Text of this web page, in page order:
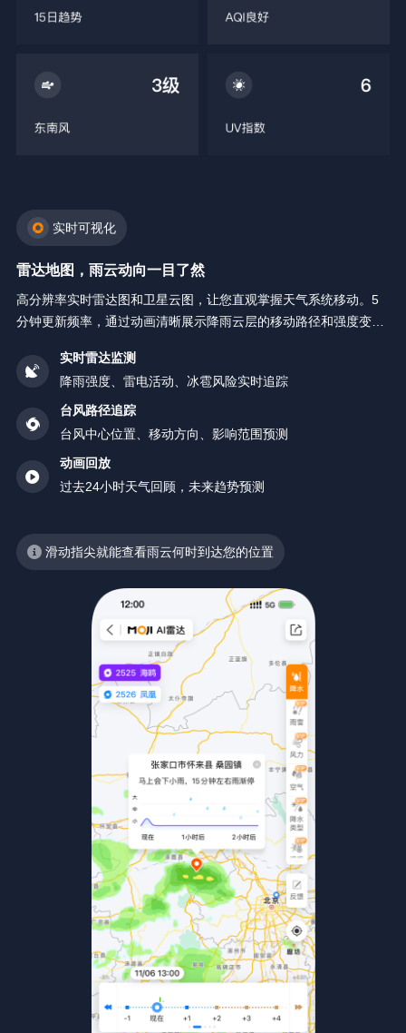
实时可视化
雷达地图，雨云动向一目了然
高分辨率实时雷达图和卫星云图，让您直观掌握天气系统移动。5
分钟更新频率，通过动画清晰展示降雨云层的移动路径和强度变
实时雷达监测
降雨强度、雷电活动、冰雹风险实时追踪
台风路径追踪
台风中心位置、移动方向、影响范围预测
动画回放
过去24小时天气回顾，未来趋势预测
滑动指尖就能查看雨云何时到达您的位置